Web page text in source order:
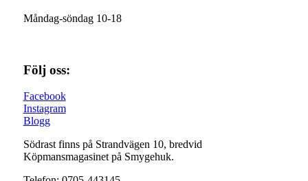
Måndag-söndag 10-18
Följ oss:
Facebook
Instagram
Blogg
Södrast finns på Strandvägen 10, bredvid
Köpmansmagasinet på Smygehuk.